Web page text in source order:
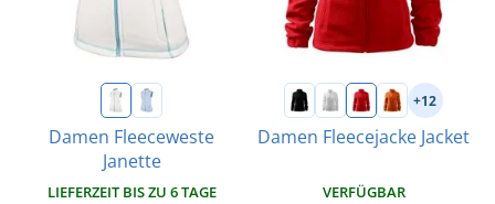
Damen Fleeceweste
Janette
LIEFERZEIT BIS ZU 6 TAGE
+12
Damen Fleecejacke Jacket
VERFÜGBAR